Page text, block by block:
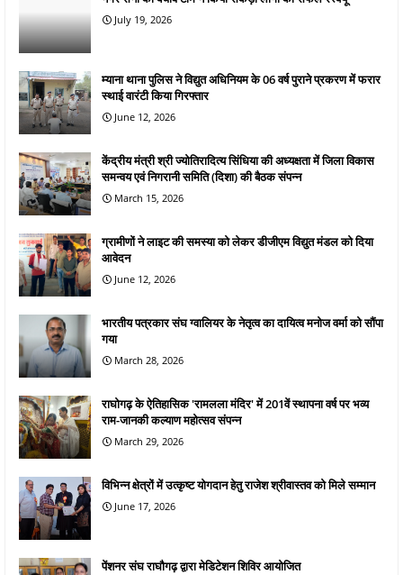
July 19, 2026
म्याना थाना पुलिस ने विद्युत अधिनियम के 06 वर्ष पुराने प्रकरण में फरार
स्थाई वारंटी किया गिरफ्तार
June 12, 2026
केंद्रीय मंत्री श्री ज्योतिरादित्य सिंधिया की अध्यक्षता में जिला विकास
समन्वय एवं निगरानी समिति (दिशा) की बैठक संपन्न
March 15, 2026
ग्रामीणों ने लाइट की समस्या को लेकर डीजीएम विद्युत मंडल को दिया
आवेदन
June 12, 2026
भारतीय पत्रकार संघ ग्वालियर के नेतृत्व का दायित्व मनोज वर्मा को सौंपा
गया
March 28, 2026
राघोगढ़ के ऐतिहासिक 'रामलला मंदिर' में 201वें स्थापना वर्ष पर भव्य
राम-जानकी कल्याण महोत्सव संपन्न
March 29, 2026
विभिन्न क्षेत्रों में उत्कृष्ट योगदान हेतु राजेश श्रीवास्तव को मिले सम्मान
June 17, 2026
पेंशनर संघ राघौगढ़ द्वारा मेडिटेशन शिविर आयोजित